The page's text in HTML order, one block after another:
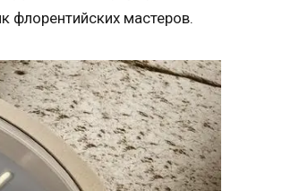
флорентийских мастеров.